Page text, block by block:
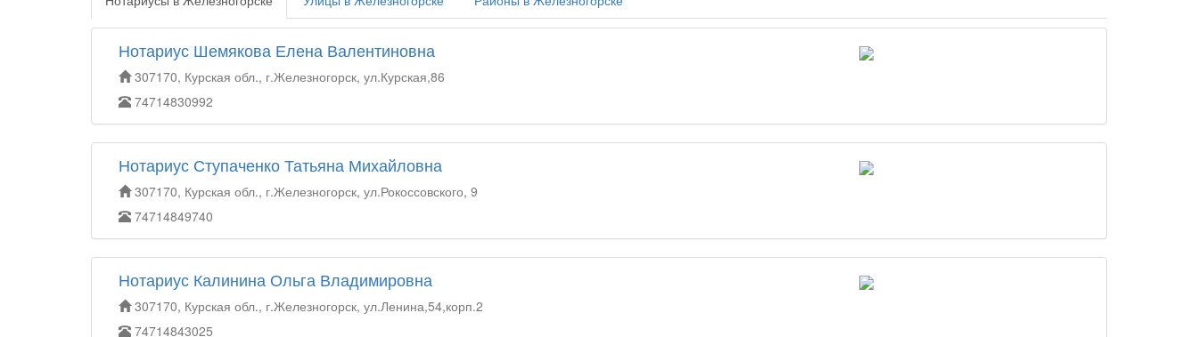
Нотариус Шемякова Елена Валентиновна
307170, Курская обл., г.Железногорск, ул.Курская,86
74714830992
Нотариус Ступаченко Татьяна Михайловна
307170, Курская обл., г.Железногорск, ул.Рокоссовского, 9
74714849740
Нотариус Калинина Ольга Владимировна
307170, Курская обл., г.Железногорск, ул.Ленина,54,корп.2
74714843025